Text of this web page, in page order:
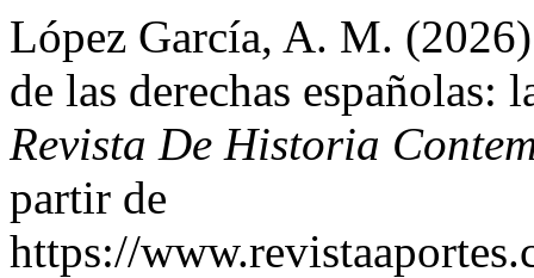
López García, A. M.
de las derechas
Revista De Historia
partir de
https://